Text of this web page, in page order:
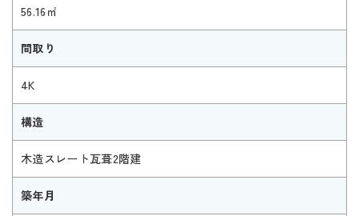
56.16㎡
間取り
4K
構造
木造スレート瓦葺2階建
築年月